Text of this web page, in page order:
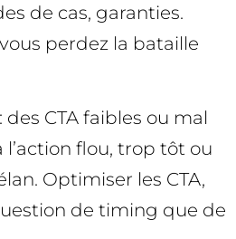
de cas, garanties.
perdez la bataille
CTA faibles ou mal
l’action flou, trop tôt ou
Optimiser les CTA,
de timing que de